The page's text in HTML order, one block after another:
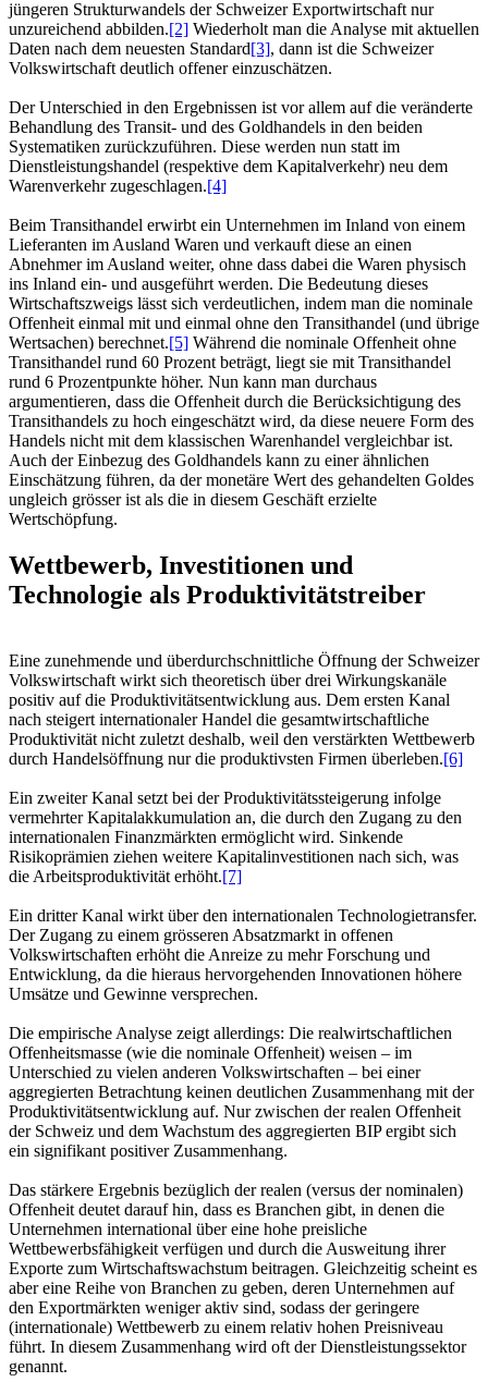
jüngeren Strukturwandels der Schweizer Exportwirtschaft nur
unzureichend abbilden.[2] Wiederholt man die Analyse mit aktuellen
Daten nach dem neuesten Standard[3], dann ist die Schweizer
Volkswirtschaft deutlich offener einzuschätzen.
Der Unterschied in den Ergebnissen ist vor allem auf die veränderte
Behandlung des Transit- und des Goldhandels in den beiden
Systematiken zurückzuführen. Diese werden nun statt im
Dienstleistungshandel (respektive dem Kapitalverkehr) neu dem
Warenverkehr zugeschlagen.[4]
Beim Transithandel erwirbt ein Unternehmen im Inland von einem
Lieferanten im Ausland Waren und verkauft diese an einen
Abnehmer im Ausland weiter, ohne dass dabei die Waren physisch
ins Inland ein- und ausgeführt werden. Die Bedeutung dieses
Wirtschaftszweigs lässt sich verdeutlichen, indem man die nominale
Offenheit einmal mit und einmal ohne den Transithandel (und übrige
Wertsachen) berechnet.[5] Während die nominale Offenheit ohne
Transithandel rund 60 Prozent beträgt, liegt sie mit Transithandel
rund 6 Prozentpunkte höher. Nun kann man durchaus
argumentieren, dass die Offenheit durch die Berücksichtigung des
Transithandels zu hoch eingeschätzt wird, da diese neuere Form des
Handels nicht mit dem klassischen Warenhandel vergleichbar ist.
Auch der Einbezug des Goldhandels kann zu einer ähnlichen
Einschätzung führen, da der monetäre Wert des gehandelten Goldes
ungleich grösser ist als die in diesem Geschäft erzielte
Wertschöpfung.
Wettbewerb, Investitionen und
Technologie als Produktivitätstreiber
Eine zunehmende und überdurchschnittliche Öffnung der Schweizer
Volkswirtschaft wirkt sich theoretisch über drei Wirkungskanäle
positiv auf die Produktivitätsentwicklung aus. Dem ersten Kanal
nach steigert internationaler Handel die gesamtwirtschaftliche
Produktivität nicht zuletzt deshalb, weil den verstärkten Wettbewerb
durch Handelsöffnung nur die produktivsten Firmen überleben.[6]
Ein zweiter Kanal setzt bei der Produktivitätssteigerung infolge
vermehrter Kapitalakkumulation an, die durch den Zugang zu den
internationalen Finanzmärkten ermöglicht wird. Sinkende
Risikoprämien ziehen weitere Kapitalinvestitionen nach sich, was
die Arbeitsproduktivität erhöht.[7]
Ein dritter Kanal wirkt über den internationalen Technologietransfer.
Der Zugang zu einem grösseren Absatzmarkt in offenen
Volkswirtschaften erhöht die Anreize zu mehr Forschung und
Entwicklung, da die hieraus hervorgehenden Innovationen höhere
Umsätze und Gewinne versprechen.
Die empirische Analyse zeigt allerdings: Die realwirtschaftlichen
Offenheitsmasse (wie die nominale Offenheit) weisen – im
Unterschied zu vielen anderen Volkswirtschaften – bei einer
aggregierten Betrachtung keinen deutlichen Zusammenhang mit der
Produktivitätsentwicklung auf. Nur zwischen der realen Offenheit
der Schweiz und dem Wachstum des aggregierten BIP ergibt sich
ein signifikant positiver Zusammenhang.
Das stärkere Ergebnis bezüglich der realen (versus der nominalen)
Offenheit deutet darauf hin, dass es Branchen gibt, in denen die
Unternehmen international über eine hohe preisliche
Wettbewerbsfähigkeit verfügen und durch die Ausweitung ihrer
Exporte zum Wirtschaftswachstum beitragen. Gleichzeitig scheint es
aber eine Reihe von Branchen zu geben, deren Unternehmen auf
den Exportmärkten weniger aktiv sind, sodass der geringere
(internationale) Wettbewerb zu einem relativ hohen Preisniveau
führt. In diesem Zusammenhang wird oft der Dienstleistungssektor
genannt.